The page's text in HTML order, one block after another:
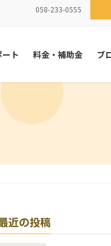
058-233-0555
ト 料金・補助金 ブ
近の投稿